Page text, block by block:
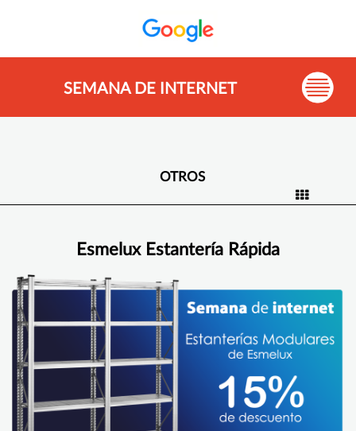
SEMANA DE INTERNET
OTROS
Esmelux Estantería Rápida